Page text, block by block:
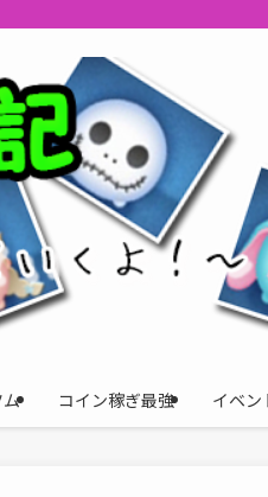
ム・キャラ評価も丁寧に解説。ツ
コイン稼ぎ最強 イベン